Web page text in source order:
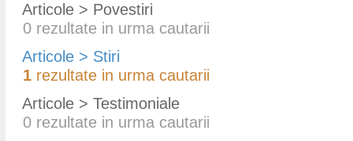
Articole > Povestiri
0 rezultate in urma cautarii
Articole > Stiri
1 rezultate in urma cautarii
Articole > Testimoniale
0 rezultate in urma cautarii